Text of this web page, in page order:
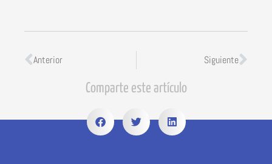
Anterior Siguiente
Comparte este artículo